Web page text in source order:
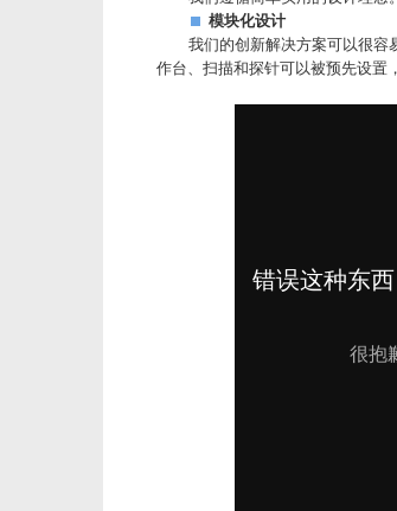
模块化设计
我们的创新解决方案可以很容
作台、扫描和探针可以被预先设置